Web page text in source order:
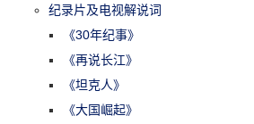
纪录片及电视解说词
《30年纪事》
《再说长江》
《坦克人》
《大国崛起》